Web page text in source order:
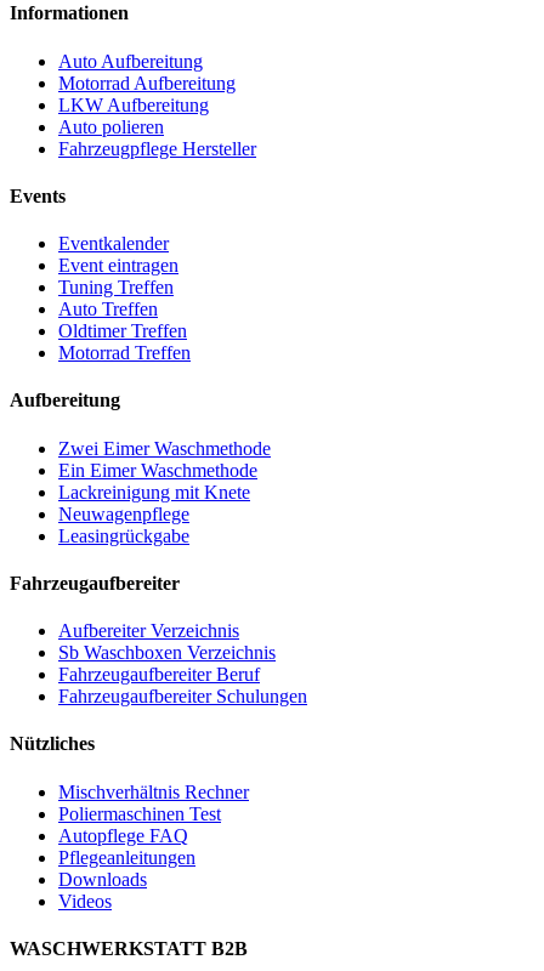
Informationen
Auto Aufbereitung
Motorrad Aufbereitung
LKW Aufbereitung
Auto polieren
Fahrzeugpflege Hersteller
Events
Eventkalender
Event eintragen
Tuning Treffen
Auto Treffen
Oldtimer Treffen
Motorrad Treffen
Aufbereitung
Zwei Eimer Waschmethode
Ein Eimer Waschmethode
Lackreinigung mit Knete
Neuwagenpflege
Leasingrückgabe
Fahrzeugaufbereiter
Aufbereiter Verzeichnis
Sb Waschboxen Verzeichnis
Fahrzeugaufbereiter Beruf
Fahrzeugaufbereiter Schulungen
Nützliches
Mischverhältnis Rechner
Poliermaschinen Test
Autopflege FAQ
Pflegeanleitungen
Downloads
Videos
WASCHWERKSTATT B2B